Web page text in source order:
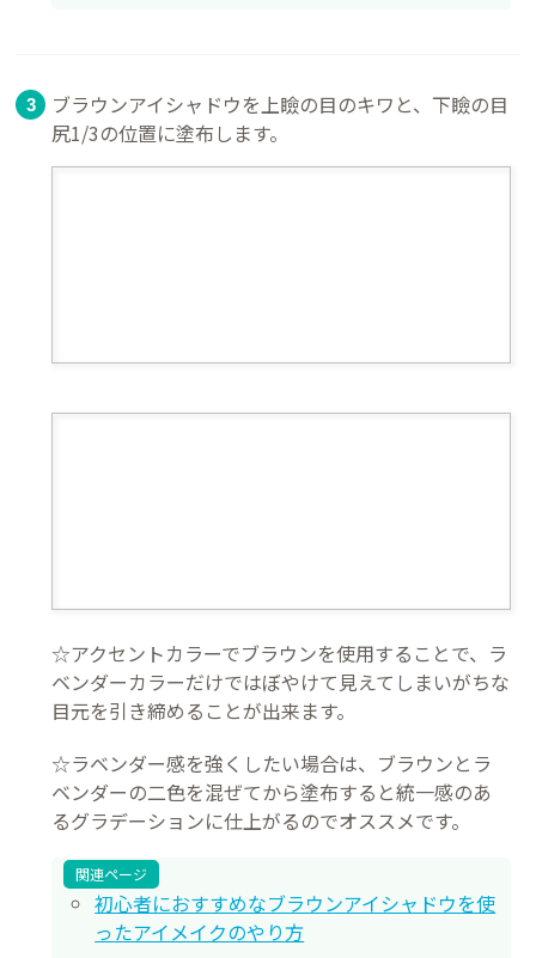
ブラウンアイシャドウを上瞼の目のキワと、下瞼の目
尻1/3の位置に塗布します。
☆アクセントカラーでブラウンを使用することで、ラ
ベンダーカラーだけではぼやけて見えてしまいがちな
目元を引き締めることが出来ます。
☆ラベンダー感を強くしたい場合は、ブラウンとラ
ベンダーの二色を混ぜてから塗布すると統一感のあ
るグラデーションに仕上がるのでオススメです。
関連ページ
初心者におすすめなブラウンアイシャドウを使
ったアイメイクのやり方